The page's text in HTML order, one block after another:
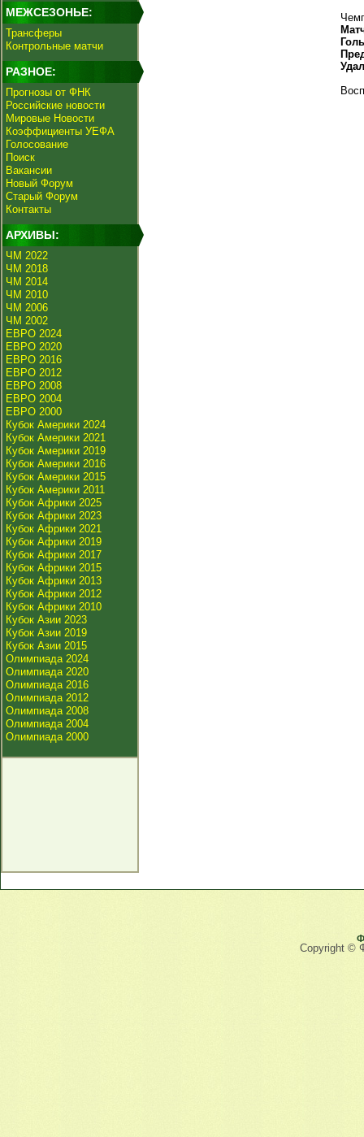
МЕЖСЕЗОНЬЕ:
Трансферы
Контрольные матчи
РАЗНОЕ:
Прогнозы от ФНК
Российские новости
Мировые Новости
Коэффициенты УЕФА
Голосование
Поиск
Вакансии
Новый Форум
Старый Форум
Контакты
АРХИВЫ:
ЧМ 2022
ЧМ 2018
ЧМ 2014
ЧМ 2010
ЧМ 2006
ЧМ 2002
ЕВРО 2024
ЕВРО 2020
ЕВРО 2016
ЕВРО 2012
ЕВРО 2008
ЕВРО 2004
ЕВРО 2000
Кубок Америки 2024
Кубок Америки 2021
Кубок Америки 2019
Кубок Америки 2016
Кубок Америки 2015
Кубок Америки 2011
Кубок Африки 2025
Кубок Африки 2023
Кубок Африки 2021
Кубок Африки 2019
Кубок Африки 2017
Кубок Африки 2015
Кубок Африки 2013
Кубок Африки 2012
Кубок Африки 2010
Кубок Азии 2023
Кубок Азии 2019
Кубок Азии 2015
Олимпиада 2024
Олимпиада 2020
Олимпиада 2016
Олимпиада 2012
Олимпиада 2008
Олимпиада 2004
Олимпиада 2000
Copyright ©